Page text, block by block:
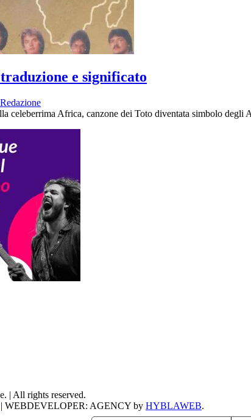
e significato
Redazione
celeberrima Africa, canzone dei Toto diventata simbolo degli
| All rights reserved.
| WEBDEVELOPER: AGENCY by HYBLAWEB.